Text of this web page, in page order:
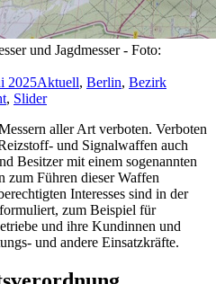
und Jagdmesser - Foto:
2025Aktuell, Berlin, Bezirk
, Slider
aller Art verboten. Verboten
und Signalwaffen auch
Besitzer mit einem sogenannten
zum Führen dieser Waffen
Interesses sind in der
zum Beispiel für
und ihre Kundinnen und
und andere Einsatzkräfte.